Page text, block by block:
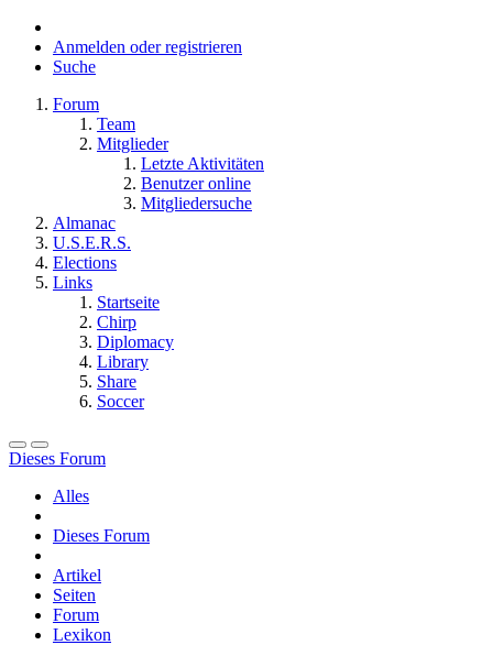
Anmelden oder registrieren
Suche
Forum
Team
Mitglieder
Letzte Aktivitäten
Benutzer online
Mitgliedersuche
Almanac
U.S.E.R.S.
Elections
Links
Startseite
Chirp
Diplomacy
Library
Share
Soccer
Dieses Forum
Alles
Dieses Forum
Artikel
Seiten
Forum
Lexikon